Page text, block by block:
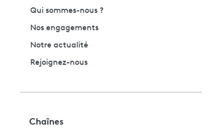
Qui sommes-nous ?
Nos engagements
Notre actualité
Rejoignez-nous
Chaînes